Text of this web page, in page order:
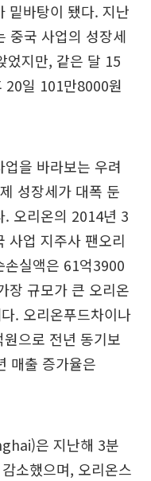
밑바탕이 됐다. 지난
중국 사업의 성장세
었지만, 같은 달 15
20일 101만8000원
을 바라보는 우려
성장세가 대폭 둔
. 오리온의 2014년 3
사업 지주사 팬오리
실액은 61억3900
장 규모가 큰 오리온
. 오리온푸드차이나
으로 전년 동기보
매출 증가율은
은 지난해 3분
소했으며, 오리온스